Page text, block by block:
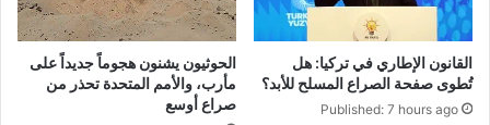
القانون الإطاري في تركيا: هل
تُطوى صفحة الصراع المسلح للأبد؟
Published: 7 hours ago
الحوثيون يشنون هجوماً جديداً على
مأرب، والأمم المتحدة تحذر من
صراع أوسع